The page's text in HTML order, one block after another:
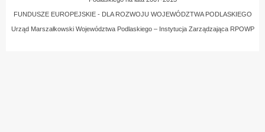
FUNDUSZE EUROPEJSKIE - DLA ROZWOJU WOJEWÓDZTWA PODLASKIEGO
Urząd Marszałkowski Województwa Podlaskiego – Instytucja Zarządzająca RPOWP